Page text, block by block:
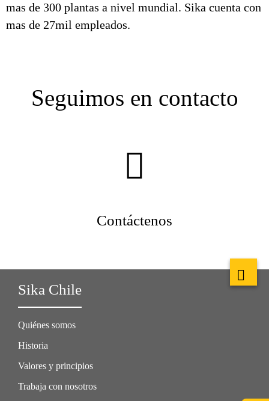
mas de 300 plantas a nivel mundial. Sika cuenta con
mas de 27mil empleados.
Seguimos en contacto
Contáctenos
Sika Chile
Quiénes somos
Historia
Valores y principios
Trabaja con nosotros